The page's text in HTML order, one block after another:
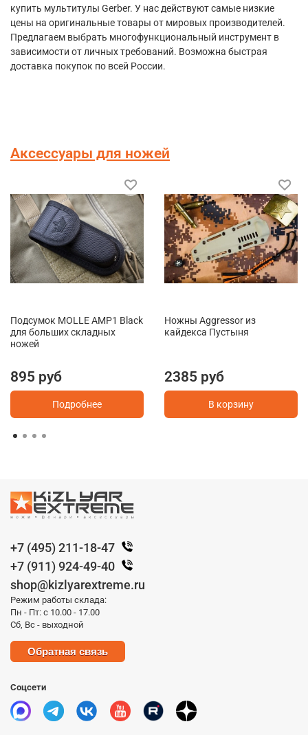
купить мультитулы Gerber. У нас действуют самые низкие
цены на оригинальные товары от мировых производителей.
Предлагаем выбрать многофункциональный инструмент в
зависимости от личных требований. Возможна быстрая
доставка покупок по всей России.
Аксессуары для ножей
Подсумок MOLLE AMP1 Black
для больших складных
ножей
895 руб
Подробнее
Ножны Aggressor из
кайдекса Пустыня
2385 руб
В корзину
+7 (495) 211-18-47
+7 (911) 924-49-40
shop@kizlyarextreme.ru
Режим работы склада:
Пн - Пт: с 10.00 - 17.00
Сб, Вс - выходной
Обратная связь
Соцсети